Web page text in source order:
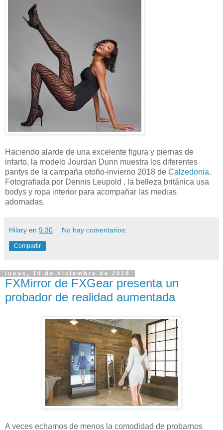
Haciendo alarde de una excelente figura y piernas de
infarto, la modelo Jourdan Dunn muestra los diferentes
pantys de la campaña otoño-invierno 2018 de Calzedonia.
Fotografiada por Dennis Leupold , la belleza británica usa
bodys y ropa interior para acompañar las medias
adornadas.
Hilary en 9:30 No hay comentarios:
Compartir
lunes, 10 de diciembre de 2018
FXMirror de FXGear presenta un
probador de realidad aumentada
A veces echamos de menos la comodidad de probarnos